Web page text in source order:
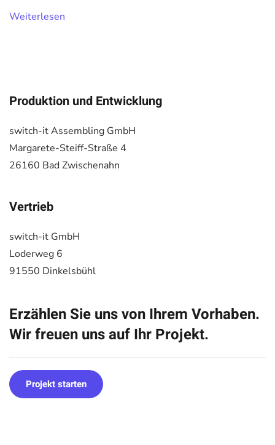
Weiterlesen
Produktion und Entwicklung
switch-it Assembling GmbH
Margarete-Steiff-Straße 4
26160 Bad Zwischenahn
Vertrieb
switch-it GmbH
Loderweg 6
91550 Dinkelsbühl
Erzählen Sie uns von Ihrem Vorhaben.
Wir freuen uns auf Ihr Projekt.
Projekt starten